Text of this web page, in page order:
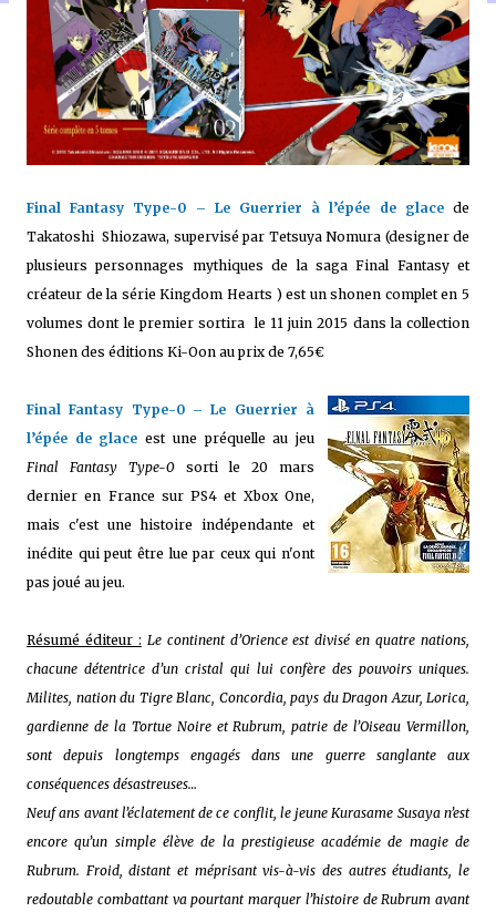
Final Fantasy Type-0 – Le Guerrier à l’épée de glacede
Takatoshi Shiozawa, supervisé par Tetsuya Nomura (designer de
plusieurs personnages mythiques de la saga Final Fantasy et
créateur de la série Kingdom Hearts ) est un shonen complet en 5
volumes dont le premier sortira le 11 juin 2015 dans la collection
Shonen des éditions Ki-Oon au prix de 7,65€
Final Fantasy Type-0 – Le Guerrier à
l’épée de glace est une préquelle au jeu
Final Fantasy Type-0 sorti le 20 mars
dernier en France sur PS4 et Xbox One,
mais c'est une histoire indépendante et
inédite qui peut être lue par ceux qui n'ont
pas joué au jeu.
Résumé éditeur : Le continent d’Orience est divisé en quatre nations,
chacune détentrice d’un cristal qui lui confère des pouvoirs uniques.
Milites, nation du Tigre Blanc, Concordia, pays du Dragon Azur, Lorica,
gardienne de la Tortue Noire et Rubrum, patrie de l’Oiseau Vermillon,
sont depuis longtemps engagés dans une guerre sanglante aux
conséquences désastreuses…
Neuf ans avant l’éclatement de ce conflit, le jeune Kurasame Susaya n’est
encore qu’un simple élève de la prestigieuse académie de magie de
Rubrum. Froid, distant et méprisant vis-à-vis des autres étudiants, le
redoutable combattant va pourtant marquer l’histoire de Rubrum avant